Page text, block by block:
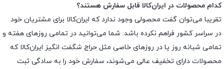
کدام محصولات در ایران‌کالا قابل سفارش هستند؟
تقریبا می‌توان گفت محصولی وجود ندارد که ایران‌کالا برای مشتریان خود
در سراسر کشور فراهم نکرده باشد. شما می‌توانید در تمامی روزهای هفته و
تمامی شبانه روز یا در روزهای خاصی مثل حراج شگفت انگیز ایران‌کالا که
محصولات دارای تخفیف عالی می‌شوند، سفارش خود را به سادگی ثبت